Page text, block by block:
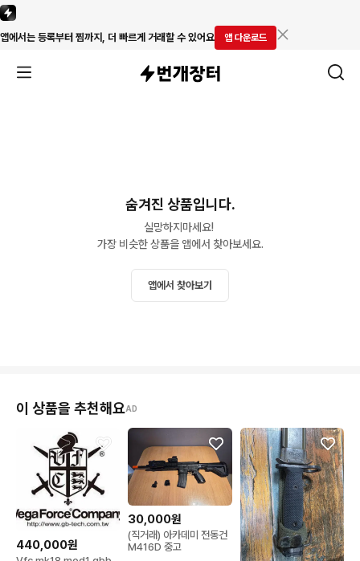
앱에서는 등록부터 찜까지, 더 빠르게 거래할 수 있어요 앱 다운로드
숨겨진 상품입니다.
실망하지마세요!
가장 비슷한 상품을 앱에서 찾아보세요.
앱에서 찾아보기
이 상품을 추천해요AD
440,000원
30,000원
(직거래) 아카데미 전동건
M416D 중고